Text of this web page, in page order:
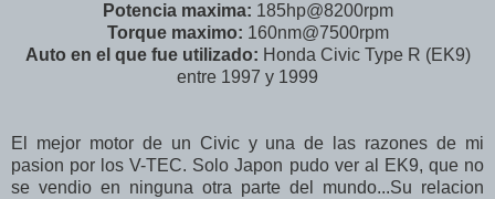
Potencia maxima: 185hp@8200rpm
Torque maximo: 160nm@7500rpm
Auto en el que fue utilizado: Honda Civic Type R (EK9)
entre 1997 y 1999
El mejor motor de un Civic y una de las razones de mi
pasion por los V-TEC. Solo Japon pudo ver al EK9, que no
se vendio en ninguna otra parte del mundo...Su relacion